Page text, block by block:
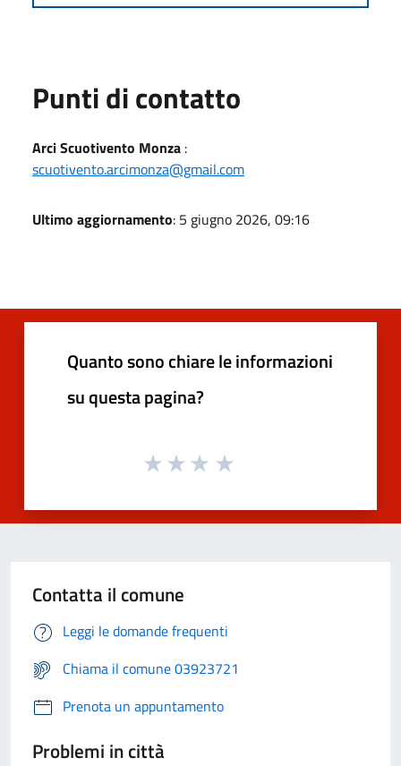
Punti di contatto
Arci Scuotivento Monza :
scuotivento.arcimonza@gmail.com
Ultimo aggiornamento: 5 giugno 2026, 09:16
Quanto sono chiare le informazioni
su questa pagina?
Contatta il comune
Leggi le domande frequenti
Chiama il comune 03923721
Prenota un appuntamento
Problemi in città